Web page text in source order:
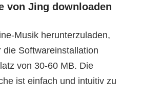
von Jing downloaden
Musik herunterzuladen,
die Softwareinstallation
von 30-60 MB. Die
ist einfach und intuitiv zu